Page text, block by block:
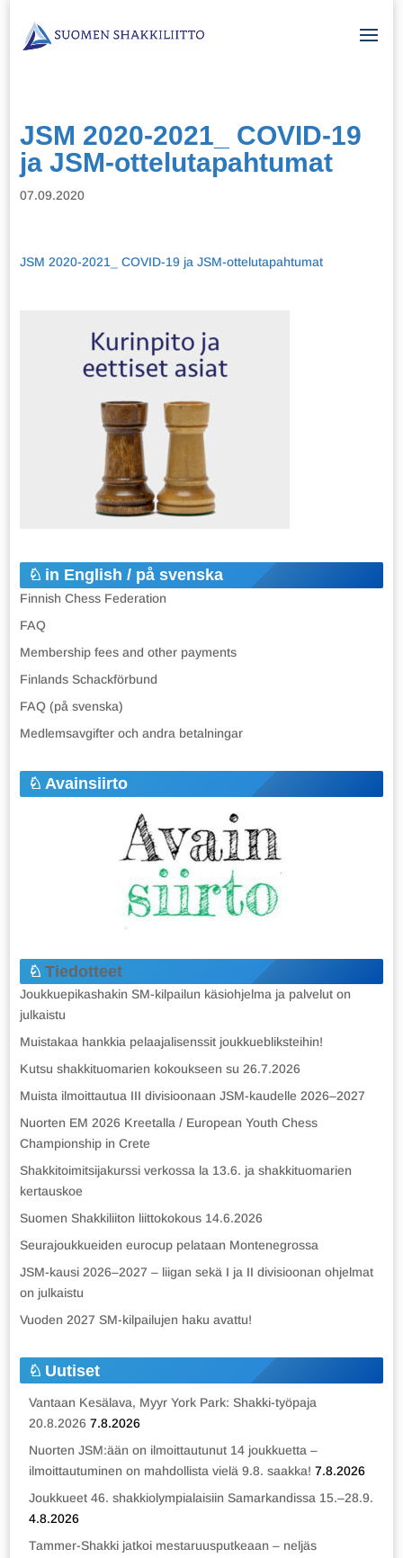
JSM 2020-2021_ COVID-19
ja JSM-ottelutapahtumat
07.09.2020
JSM 2020-2021_ COVID-19 ja JSM-ottelutapahtumat
in English / på svenska
Finnish Chess Federation
FAQ
Membership fees and other payments
Finlands Schackförbund
FAQ (på svenska)
Medlemsavgifter och andra betalningar
Avainsiirto
Tiedotteet
Joukkuepikashakin SM-kilpailun käsiohjelma ja palvelut on
julkaistu
Muistakaa hankkia pelaajalisenssit joukkuebliksteihin!
Kutsu shakkituomarien kokoukseen su 26.7.2026
Muista ilmoittautua III divisioonaan JSM-kaudelle 2026–2027
Nuorten EM 2026 Kreetalla / European Youth Chess
Championship in Crete
Shakkitoimitsijakurssi verkossa la 13.6. ja shakkituomarien
kertauskoe
Suomen Shakkiliiton liittokokous 14.6.2026
Seurajoukkueiden eurocup pelataan Montenegrossa
JSM-kausi 2026–2027 – liigan sekä I ja II divisioonan ohjelmat
on julkaistu
Vuoden 2027 SM-kilpailujen haku avattu!
Uutiset
Vantaan Kesälava, Myyr York Park: Shakki-työpaja
20.8.2026 7.8.2026
Nuorten JSM:ään on ilmoittautunut 14 joukkuetta –
ilmoittautuminen on mahdollista vielä 9.8. saakka! 7.8.2026
Joukkueet 46. shakkiolympialaisiin Samarkandissa 15.–28.9.
4.8.2026
Tammer-Shakki jatkoi mestaruusputkeaan – neljäs